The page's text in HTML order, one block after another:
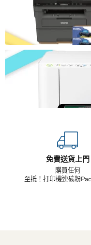
免費送貨上門
購買任何
至抵！打印機連碳粉